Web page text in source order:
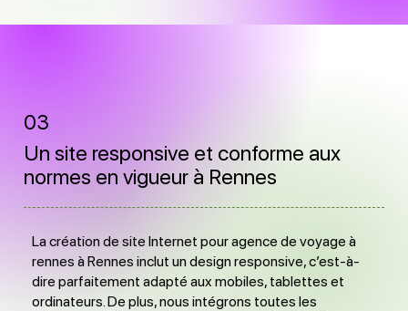
03
Un site responsive et conforme aux
normes en vigueur à Rennes
La création de site Internet pour agence de voyage à
rennes à Rennes inclut un design responsive, c’est-à-
dire parfaitement adapté aux mobiles, tablettes et
ordinateurs. De plus, nous intégrons toutes les